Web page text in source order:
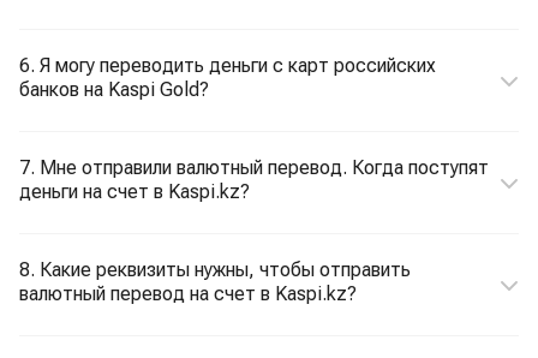
6. Я могу переводить деньги с карт российских
банков на Kaspi Gold?
7. Мне отправили валютный перевод. Когда поступят
деньги на счет в Kaspi.kz?
8. Какие реквизиты нужны, чтобы отправить
валютный перевод на счет в Kaspi.kz?